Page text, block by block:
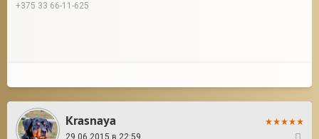
+375 33 66-11-625
Krasnaya
29.06.2015 в 22:59